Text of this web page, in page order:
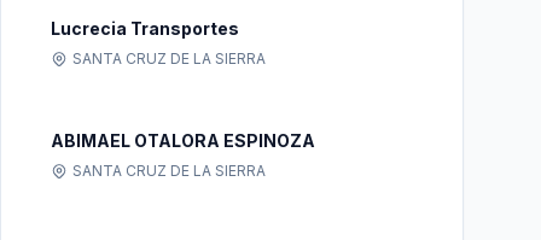
Lucrecia Transportes
SANTA CRUZ DE LA SIERRA
ABIMAEL OTALORA ESPINOZA
SANTA CRUZ DE LA SIERRA